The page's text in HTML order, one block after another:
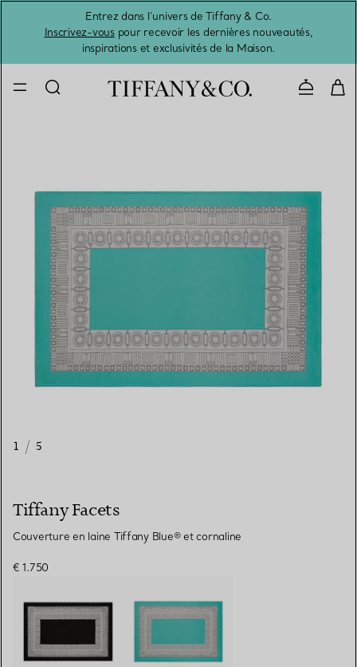
Entrez dans l’univers de Tiffany & Co.
Inscrivez-vouspour recevoir les dernières nouveautés,
inspirations et exclusivités de la Maison.
1 / 5
Tiffany Facets
Couverture en laine Tiffany Blue® et cornaline
€ 1.750